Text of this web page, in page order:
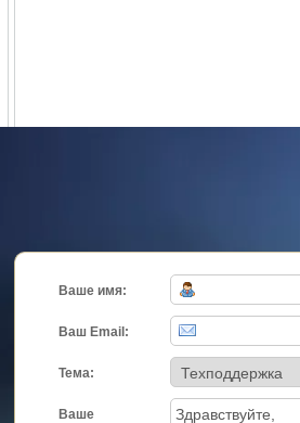
Ваше имя:
Ваш Email:
Тема:
Ваше